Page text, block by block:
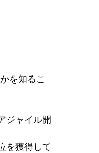
を知るこ
ジャイル開
を獲得して